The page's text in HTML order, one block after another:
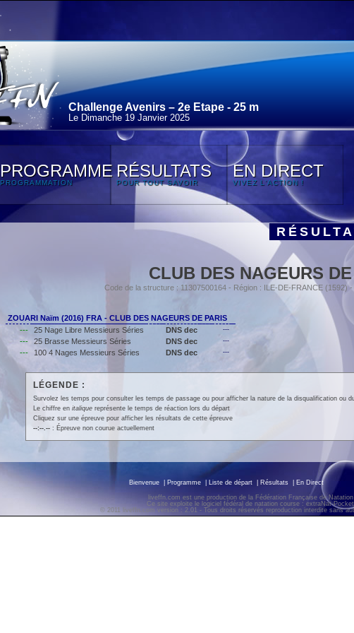
Challenge Avenirs – 2e Etape - 25 m
Le Dimanche 19 Janvier 2025
PROGRAMME
PROGRAMMATION
RÉSULTATS
POUR TOUT SAVOIR
EN DIRECT
VIVEZ L'ACTION !
CLUB DES NAGEURS
Code de la structure : 11307500164 - Région : ILE-DE-FRANCE (1592)
ZOUARI Naïm (2016) FRA - CLUB DES NAGEURS DE PARIS
---
25 Nage Libre Messieurs Séries DNS dec ---
--- 25 Brasse Messieurs Séries DNS dec ---
--- 100 4 Nages Messieurs Séries DNS dec ---
LÉGENDE :
Survolez les temps pour consulter les temps de passage ou pour afficher la nature de la disqualification ou
Le chiffre en italiquereprésente le temps de réaction lors du départ
Cliquez sur une épreuve pour afficher les résultats de cette épreuve
--:--.--: Épreuve non courue actuellement
Bienvenue Programme Liste de départ Résultats En Direct
liveffn.com est une production de la Fédération Française de Natation
Ce site exploite le logiciel fédéral de natation course : extraNat-Pocket
© 2011 liveffn.com version : 2.01 - Tous droits réservés reproduction interdite sans